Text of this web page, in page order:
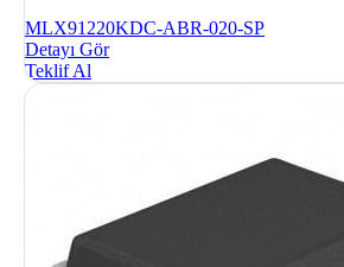
MLX91220KDC-ABR-020-SP
Detayı Gör
Teklif Al